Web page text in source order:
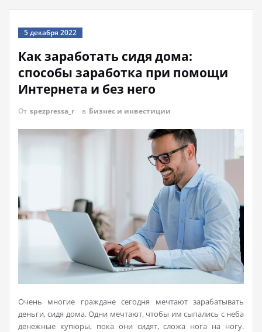
5 декабря 2022
Как заработать сидя дома:
способы заработка при помощи
Интернета и без него
От spezpressa_r в Бизнес и инвестиции
Очень многие граждане сегодня мечтают зарабатывать
деньги, сидя дома. Одни мечтают, чтобы им сыпались с неба
денежные купюры, пока они сидят, сложа нога на ногу.